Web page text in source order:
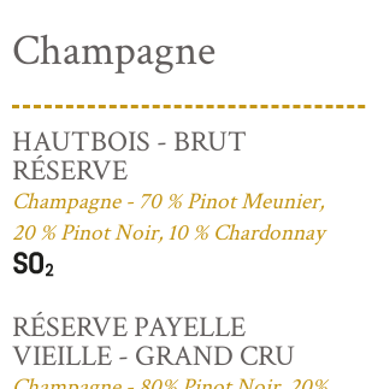
Champagne
HAUTBOIS - BRUT
RÉSERVE
Champagne - 70 % Pinot Meunier,
20 % Pinot Noir, 10 % Chardonnay
RÉSERVE PAYELLE
VIEILLE - GRAND CRU